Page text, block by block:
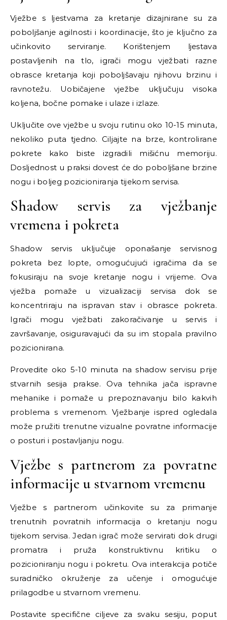
Vježbe s ljestvama za kretanje dizajnirane su za
poboljšanje agilnosti i koordinacije, što je ključno za
učinkovito serviranje. Korištenjem ljestava
postavljenih na tlo, igrači mogu vježbati razne
obrasce kretanja koji poboljšavaju njihovu brzinu i
ravnotežu. Uobičajene vježbe uključuju visoka
koljena, bočne pomake i ulaze i izlaze.
Uključite ove vježbe u svoju rutinu oko 10-15 minuta,
nekoliko puta tjedno. Ciljajte na brze, kontrolirane
pokrete kako biste izgradili mišićnu memoriju.
Dosljednost u praksi dovest će do poboljšane brzine
nogu i boljeg pozicioniranja tijekom servisa.
Shadow servis za vježbanje
vremena i pokreta
Shadow servis uključuje oponašanje servisnog
pokreta bez lopte, omogućujući igračima da se
fokusiraju na svoje kretanje nogu i vrijeme. Ova
vježba pomaže u vizualizaciji servisa dok se
koncentriraju na ispravan stav i obrasce pokreta.
Igrači mogu vježbati zakoračivanje u servis i
završavanje, osiguravajući da su im stopala pravilno
pozicionirana.
Provedite oko 5-10 minuta na shadow servisu prije
stvarnih sesija prakse. Ova tehnika jača ispravne
mehanike i pomaže u prepoznavanju bilo kakvih
problema s vremenom. Vježbanje ispred ogledala
može pružiti trenutne vizualne povratne informacije
o posturi i postavljanju nogu.
Vježbe s partnerom za povratne
informacije u stvarnom vremenu
Vježbe s partnerom učinkovite su za primanje
trenutnih povratnih informacija o kretanju nogu
tijekom servisa. Jedan igrač može servirati dok drugi
promatra i pruža konstruktivnu kritiku o
pozicioniranju nogu i pokretu. Ova interakcija potiče
suradničko okruženje za učenje i omogućuje
prilagodbe u stvarnom vremenu.
Postavite specifične ciljeve za svaku sesiju, poput